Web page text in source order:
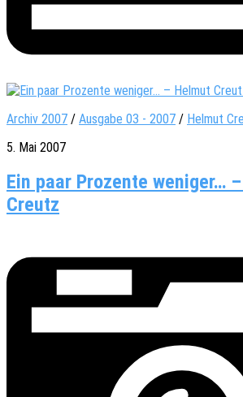
Archiv 2007 / Ausgabe 03 - 2007 / Helmut
5. Mai 2007
Ein paar Prozente weniger…
Creutz